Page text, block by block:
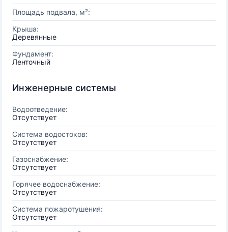
Площадь подвала, м²:
Крыша:
Деревянные
Фундамент:
Ленточный
Инженерные системы
Водоотведение:
Отсутствует
Система водостоков:
Отсутствует
Газоснабжение:
Отсутствует
Горячее водоснабжение:
Отсутствует
Система пожаротушения:
Отсутствует